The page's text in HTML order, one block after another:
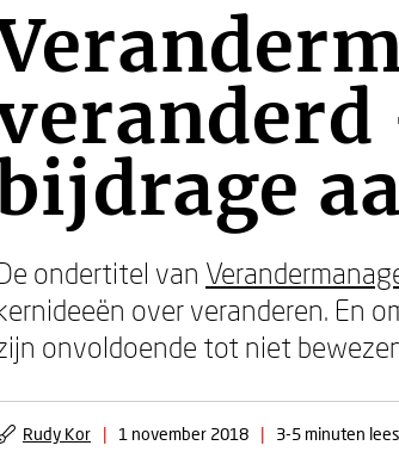
ondertitel van
over veranderen. En
onvoldoende tot niet
Rudy Kor | 1 november 2018 | 3-5 minuten